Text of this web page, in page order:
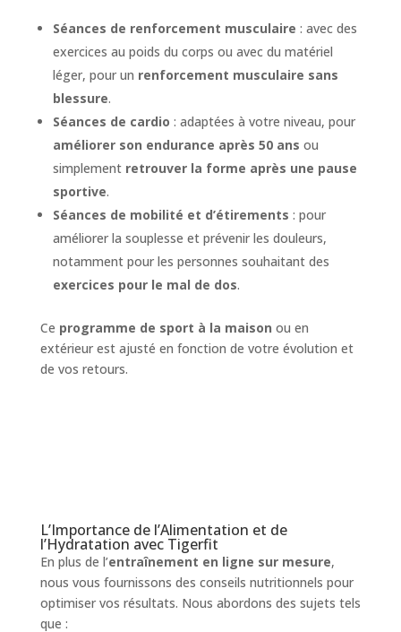
Séances de renforcement musculaire : avec des
exercices au poids du corps ou avec du matériel
léger, pour un renforcement musculaire sans
blessure.
Séances de cardio : adaptées à votre niveau, pour
améliorer son endurance après 50 ans ou
simplement retrouver la forme après une pause
sportive.
Séances de mobilité et d’étirements : pour
améliorer la souplesse et prévenir les douleurs,
notamment pour les personnes souhaitant des
exercices pour le mal de dos.
Ce programme de sport à la maison ou en
extérieur est ajusté en fonction de votre évolution et
de vos retours.
L’Importance de l’Alimentation et de
l’Hydratation avec Tigerfit
En plus de l’entraînement en ligne sur mesure,
nous vous fournissons des conseils nutritionnels pour
optimiser vos résultats. Nous abordons des sujets tels
que :